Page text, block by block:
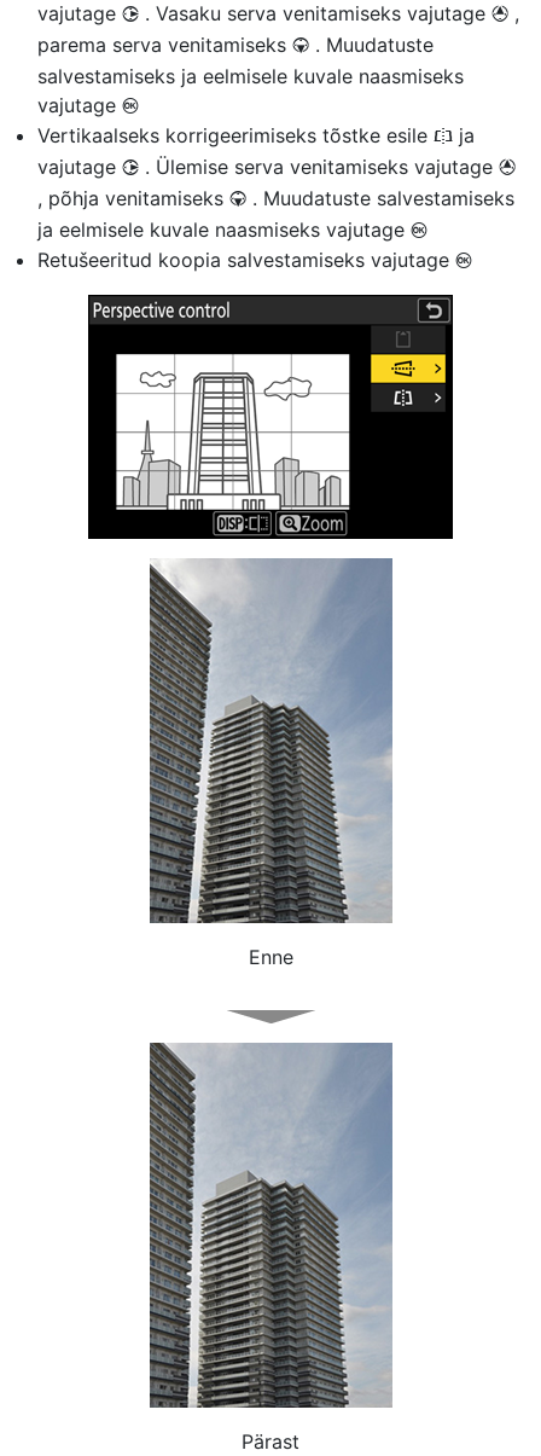
vajutage 2 . Vasaku serva venitamiseks vajutage 1 ,
parema serva venitamiseks 3 . Muudatuste
salvestamiseks ja eelmisele kuvale naasmiseks
vajutage J
Vertikaalseks korrigeerimiseks tõstke esile K ja
vajutage 2 . Ülemise serva venitamiseks vajutage 1
, põhja venitamiseks 3 . Muudatuste salvestamiseks
ja eelmisele kuvale naasmiseks vajutage J
Retušeeritud koopia salvestamiseks vajutage J
Enne
Pärast